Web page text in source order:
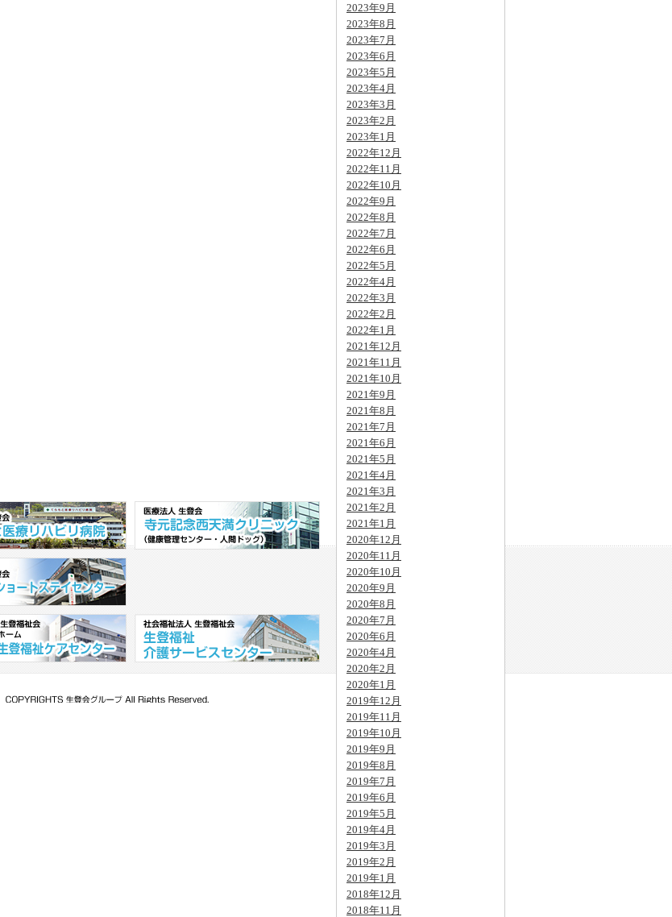
2023年9月
2023年8月
2023年7月
2023年6月
2023年5月
2023年4月
2023年3月
2023年2月
2023年1月
2022年12月
2022年11月
2022年10月
2022年9月
2022年8月
2022年7月
2022年6月
2022年5月
2022年4月
2022年3月
2022年2月
2022年1月
2021年12月
2021年11月
2021年10月
2021年9月
2021年8月
2021年7月
2021年6月
2021年5月
2021年4月
2021年3月
2021年2月
2021年1月
2020年12月
2020年11月
2020年10月
2020年9月
2020年8月
2020年7月
2020年6月
2020年4月
2020年2月
2020年1月
2019年12月
2019年11月
2019年10月
2019年9月
2019年8月
2019年7月
2019年6月
2019年5月
2019年4月
2019年3月
2019年2月
2019年1月
2018年12月
2018年11月